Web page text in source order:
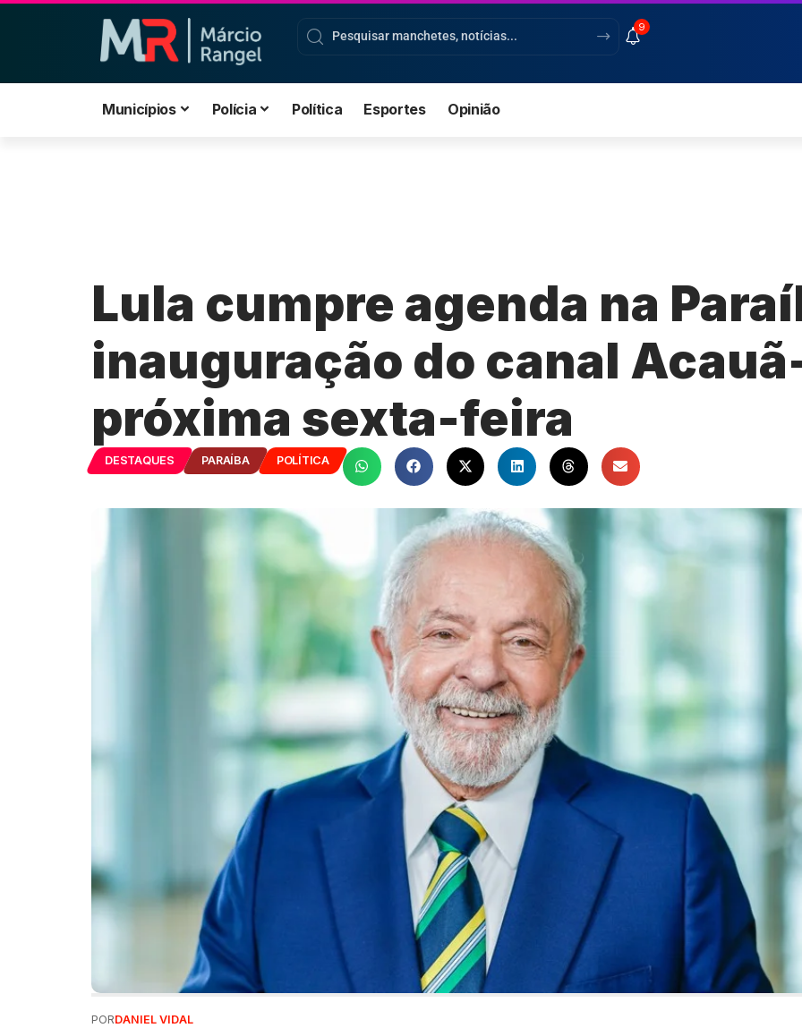
9
Municípios Polícia Política Esportes Opinião
Lula cumpre agenda na
inauguração do canal
próxima sexta-feira
DESTAQUES PARAÍBA POLÍTICA
PORDANIEL VIDAL